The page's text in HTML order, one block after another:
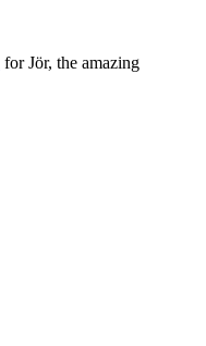
for Jör, the amazing